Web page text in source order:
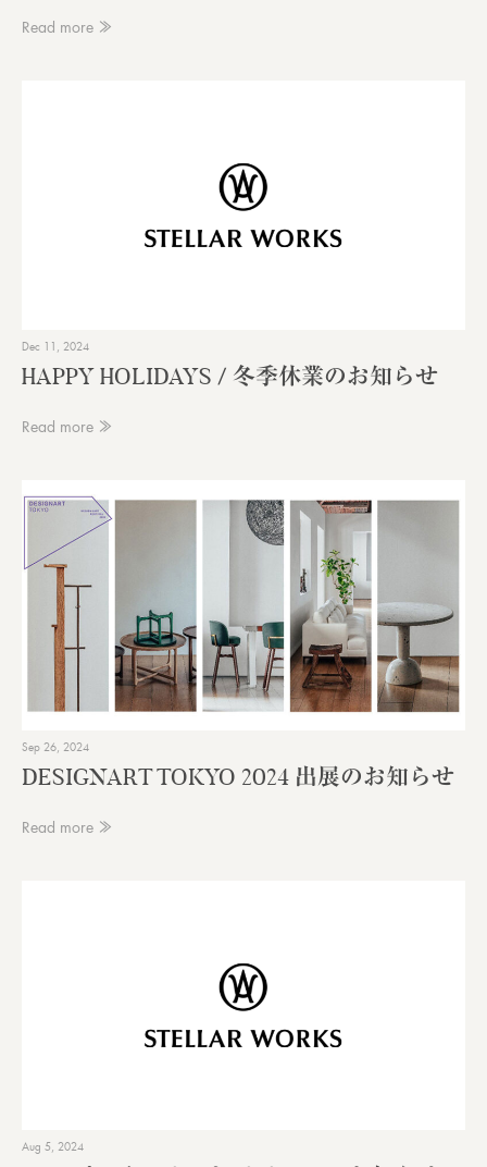
Read more ≫
Dec 11, 2024
HAPPY HOLIDAYS / 冬季休業のお知らせ
Read more ≫
Sep 26, 2024
DESIGNART TOKYO 2024 出展のお知らせ
Read more ≫
Aug 5, 2024